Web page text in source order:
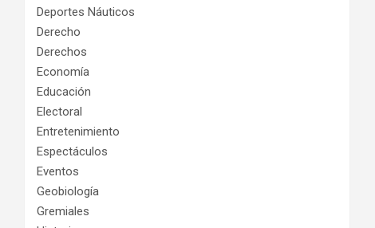
Deportes Náuticos
Derecho
Derechos
Economía
Educación
Electoral
Entretenimiento
Espectáculos
Eventos
Geobiología
Gremiales